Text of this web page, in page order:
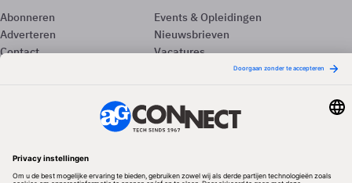
Abonneren
Adverteren
Contact
Events & Opleidingen
Nieuwsbrieven
Vacatures